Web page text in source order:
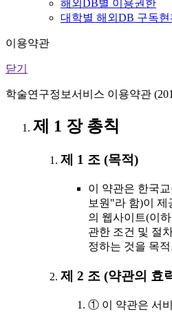
해외DB별 이용권한
대학별 해외DB 구독현
이용약관
닫기
학술연구정보서비스 이용약관
제 1 장 총칙
제 1 조 (목적)
이 약관은 한국
보원"라 함)이
의 웹사이트(이
관한 조건 및 절
정하는 것을 목
제 2 조 (약관의 효
① 이 약관은 서